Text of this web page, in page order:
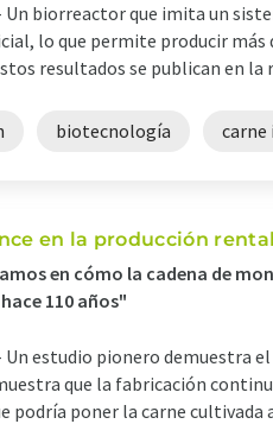
Un biorreactor que imita un
lo que permite producir más
resultados se publican en la
biotecnología carne
en la producción
en cómo la cadena de
110 años"
Un estudio pionero demuestra
que la fabricación
podría poner la carne cultivada